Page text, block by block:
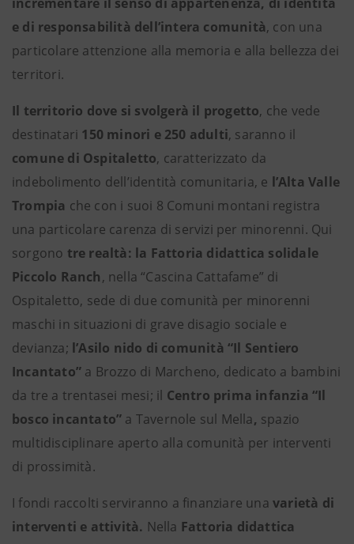
e di responsabilità dell’intera comunità, con una
particolare attenzione alla memoria e alla bellezza dei
territori.
Il territorio dove si svolgerà il progetto, che vede
destinatari 150 minori e 250 adulti, saranno il
comune di Ospitaletto, caratterizzato da
indebolimento dell’identità comunitaria, e l’Alta Valle
Trompia che con i suoi 8 Comuni montani registra
una particolare carenza di servizi per minorenni. Qui
sorgono tre realtà: la Fattoria didattica solidale
Piccolo Ranch, nella “Cascina Cattafame” di
Ospitaletto, sede di due comunità per minorenni
maschi in situazioni di grave disagio sociale e
devianza; l’Asilo nido di comunità “Il Sentiero
Incantato” a Brozzo di Marcheno, dedicato a bambini
da tre a trentasei mesi; il Centro prima infanzia “Il
bosco incantato” a Tavernole sul Mella, spazio
multidisciplinare aperto alla comunità per interventi
di prossimità.
I fondi raccolti serviranno a finanziare una varietà di
interventi e attività. Nella Fattoria didattica